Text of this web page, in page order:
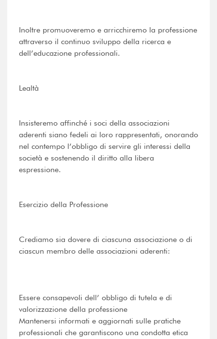
Inoltre promuoveremo e arricchiremo la professione
attraverso il continuo sviluppo della ricerca e
dell’educazione professionali.
Lealtà
Insisteremo affinché i soci della associazioni
aderenti siano fedeli ai loro rappresentati, onorando
nel contempo l’obbligo di servire gli interessi della
società e sostenendo il diritto alla libera
espressione.
Esercizio della Professione
Crediamo sia dovere di ciascuna associazione o di
ciascun membro delle associazioni aderenti:
Essere consapevoli dell’ obbligo di tutela e di
valorizzazione della professione
Mantenersi informati e aggiornati sulle pratiche
professionali che garantiscono una condotta etica